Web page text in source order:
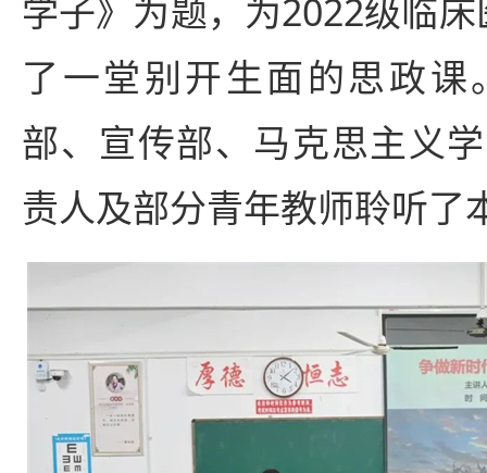
学子》为题，为2022级临
了一堂别开生面的思政课
部、宣传部、马克思主义
责人及部分青年教师聆听了